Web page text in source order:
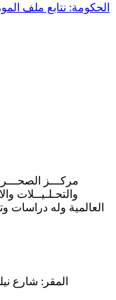
الحكومة: نتابع ملف
مركـــز
والتحـلـيــلات
العالمية وله دراسات